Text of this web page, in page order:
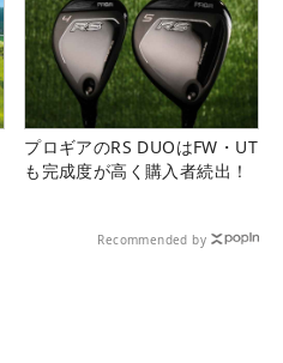
プロギアのRS DUOはFW・UT
も完成度が高く購入者続出！
Recommended by